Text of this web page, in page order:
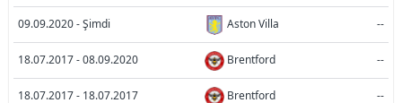
09.09.2020 - Şimdi Aston Villa --
18.07.2017 - 08.09.2020 Brentford --
18.07.2017 - 18.07.2017 Brentford --